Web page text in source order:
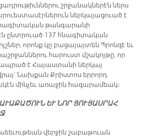
շրջանակներէն ներս
ներկայացուած է
թանգարանի
ընտրուած 137 հնագիտական
որոնք կը բացայայտեն Պրոնզէ եւ
հարուստ մշակոյթը, որ
է Հայաստանի ներկայ
Նախքան Քրիստոս երրորդ
մինչեւ առաջին հազարամեակ։
ԵՒ ՆՈՐ ՑՈՒՑԱՍՐԱՀ
վերջին շաբաթուան